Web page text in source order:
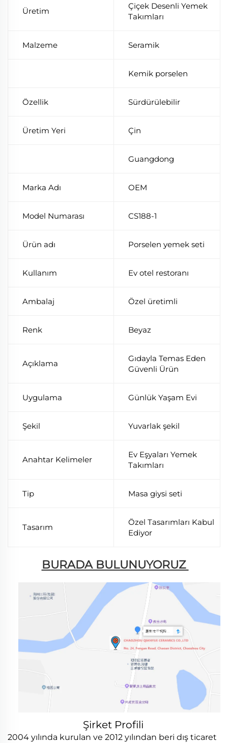
Üretim
Çiçek Desenli Yemek
Takımları
Malzeme Seramik
Kemik porselen
Özellik Sürdürülebilir
Üretim Yeri Çin
Guangdong
Marka Adı OEM
Model Numarası CS188-1
Ürün adı Porselen yemek seti
Kullanım Ev otel restoranı
Ambalaj Özel üretimli
Renk Beyaz
Açıklama
Gıdayla Temas Eden
Güvenli Ürün
Uygulama Günlük Yaşam Evi
Şekil Yuvarlak şekil
Anahtar Kelimeler
Ev Eşyaları Yemek
Takımları
Tip Masa giysi seti
Tasarım
Özel Tasarımları Kabul
Ediyor
BURADA BULUNUYORUZ
Şirket Profili
2004 yılında kurulan ve 2012 yılından beri dış ticaret